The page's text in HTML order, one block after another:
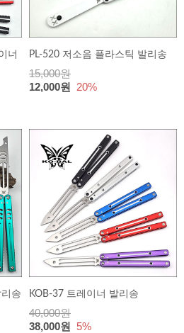
너
PL-520 저소음 플라스틱 발리송
15,000원
12,000원
20%
송
KOB-37 트레이너 발리송
40,000원
38,000원
5%